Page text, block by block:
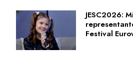
JESC2026:
Festival